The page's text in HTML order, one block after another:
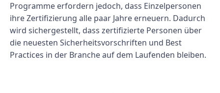
Programme erfordern jedoch, dass Einzelpersonen
ihre Zertifizierung alle paar Jahre erneuern. Dadurch
wird sichergestellt, dass zertifizierte Personen über
die neuesten Sicherheitsvorschriften und Best
Practices in der Branche auf dem Laufenden bleiben.